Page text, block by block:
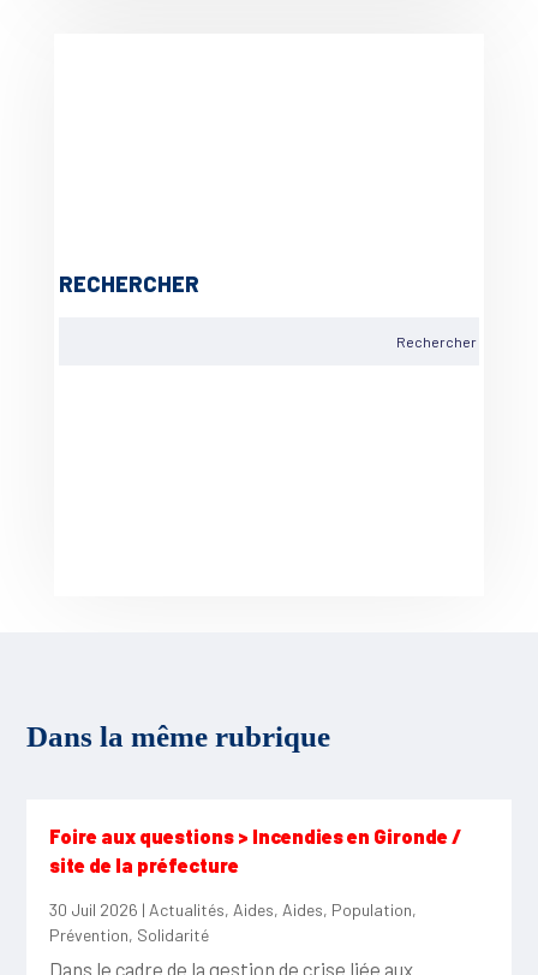
RECHERCHER
Dans la même rubrique
Foire aux questions > Incendies en Gironde /
site de la préfecture
30 Juil 2026 | Actualités, Aides, Aides, Population,
Prévention, Solidarité
Dans le cadre de la gestion de crise liée aux